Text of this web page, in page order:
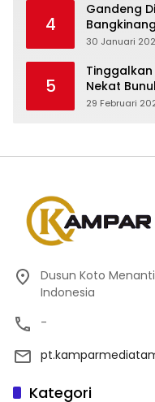
4
Gandeng
30 Januari
5
Tinggalkan
Nekat
29 Februari
Dusun Koto
Indonesia
-
Kategori